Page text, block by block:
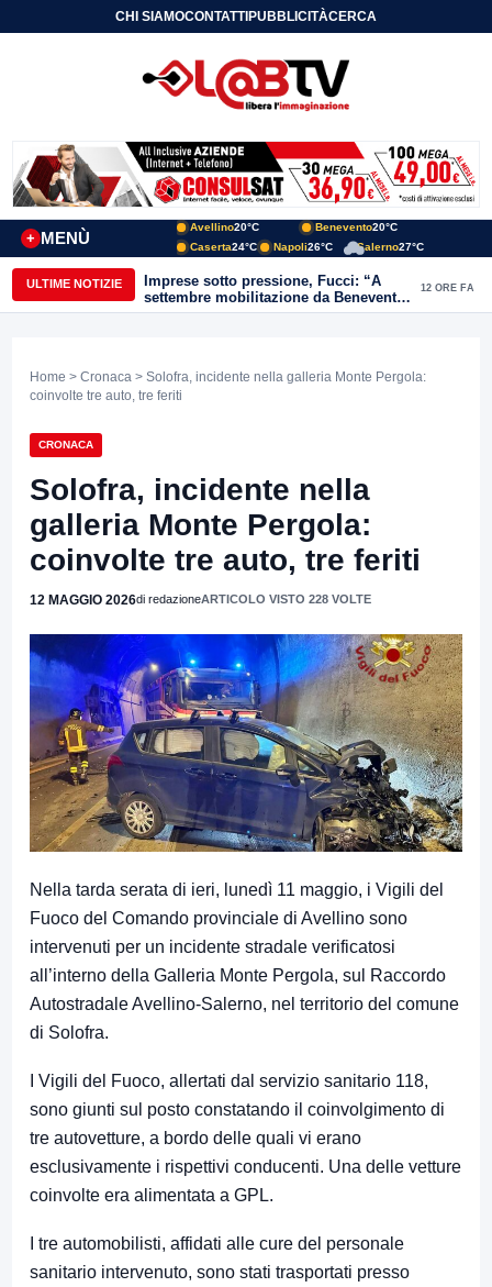
CHI SIAMOCONTATTIPUBBLICITÀCERCA
MENÙ
+
Avellino20°C Benevento20°C
Caserta24°C Napoli26°C Salerno27°C
ULTIME NOTIZIE
Imprese sotto pressione, Fucci: “A
settembre mobilitazione da Benevento
e Avellino”
12 ORE FA
Home > Cronaca > Solofra, incidente nella galleria Monte Pergola:
coinvolte tre auto, tre feriti
CRONACA
Solofra, incidente nella
galleria Monte Pergola:
coinvolte tre auto, tre feriti
12 MAGGIO 2026di redazioneARTICOLO VISTO 228 VOLTE
Nella tarda serata di ieri, lunedì 11 maggio, i Vigili del
Fuoco del Comando provinciale di Avellino sono
intervenuti per un incidente stradale verificatosi
all’interno della Galleria Monte Pergola, sul Raccordo
Autostradale Avellino-Salerno, nel territorio del comune
di Solofra.
I Vigili del Fuoco, allertati dal servizio sanitario 118,
sono giunti sul posto constatando il coinvolgimento di
tre autovetture, a bordo delle quali vi erano
esclusivamente i rispettivi conducenti. Una delle vetture
coinvolte era alimentata a GPL.
I tre automobilisti, affidati alle cure del personale
sanitario intervenuto, sono stati trasportati presso